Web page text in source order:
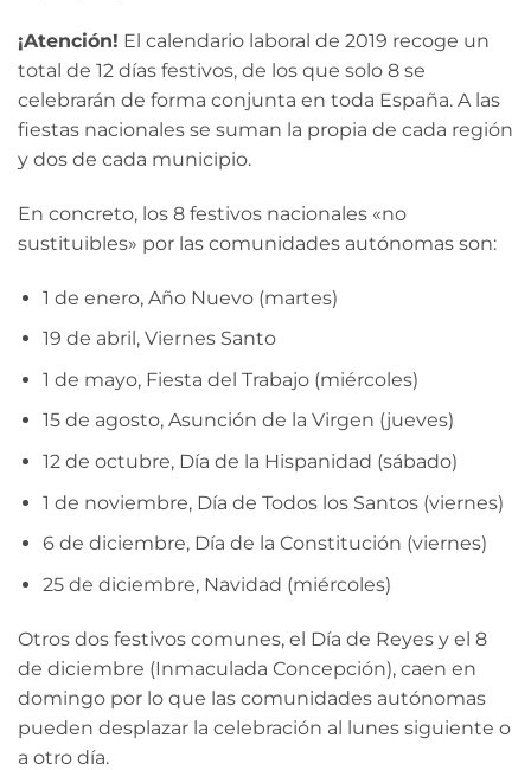
¡Atención! El calendario laboral de 2019 recoge un
total de 12 días festivos, de los que solo 8 se
celebrarán de forma conjunta en toda España. A las
fiestas nacionales se suman la propia de cada región
y dos de cada municipio.
En concreto, los 8 festivos nacionales «no
sustituibles» por las comunidades autónomas son:
1 de enero, Año Nuevo (martes)
19 de abril, Viernes Santo
1 de mayo, Fiesta del Trabajo (miércoles)
15 de agosto, Asunción de la Virgen (jueves)
12 de octubre, Día de la Hispanidad (sábado)
1 de noviembre, Día de Todos los Santos (viernes)
6 de diciembre, Día de la Constitución (viernes)
25 de diciembre, Navidad (miércoles)
Otros dos festivos comunes, el Día de Reyes y el 8
de diciembre (Inmaculada Concepción), caen en
domingo por lo que las comunidades autónomas
pueden desplazar la celebración al lunes siguiente o
a otro día.